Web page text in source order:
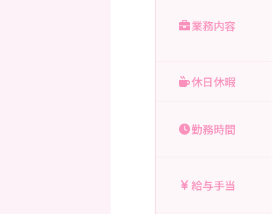
業務内容
休日休暇
勤務時間
給与手当